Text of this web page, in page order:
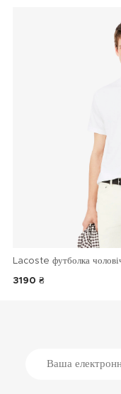
Lacoste футболка
3190 ₴